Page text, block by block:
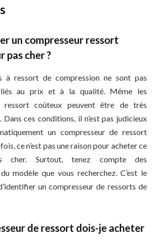
un compresseur ressort
pas cher ?
à ressort de compression ne sont pas
liés au prix et à la qualité. Même les
ressort coûteux peuvent être de très
Dans ces conditions, il n’est pas judicieux
un compresseur de ressort
ce n’est pas une raison pour acheter ce
cher. Surtout, tenez compte des
modèle que vous recherchez. C’est le
un compresseur de ressorts de
de ressort dois-je acheter